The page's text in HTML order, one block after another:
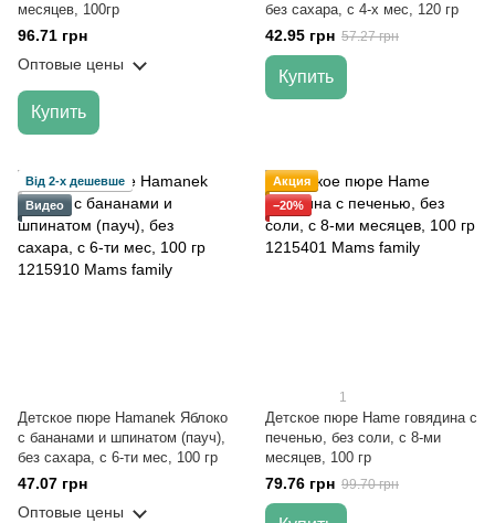
месяцев, 100гр
96.71 грн
Оптовые цены
Купить
без сахара, с 4-х мес, 120 гр
42.95 грн 57.27 грн
Купить
Від 2-х дешевше
Видео
Детское пюре Hamanek Яблоко
с бананами и шпинатом (пауч),
без сахара, с 6-ти мес, 100 гр
47.07 грн
Оптовые цены
Акция
−20%
1
Детское пюре Hame говядина с
печенью, без соли, с 8-ми
месяцев, 100 гр
79.76 грн 99.70 грн